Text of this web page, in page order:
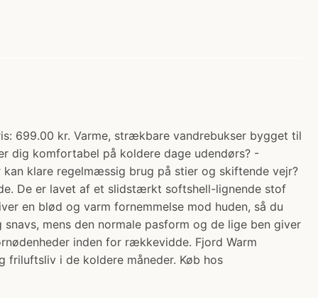
699.00 kr. Varme, strækbare vandrebukser bygget til
dig komfortabel på koldere dage udendørs? -
klare regelmæssig brug på stier og skiftende vejr?
De er lavet af et slidstærkt softshell-lignende stof
en blød og varm fornemmelse mod huden, så du
mens den normale pasform og de lige ben giver
inden for rækkevidde. Fjord Warm
i de koldere måneder. Køb hos